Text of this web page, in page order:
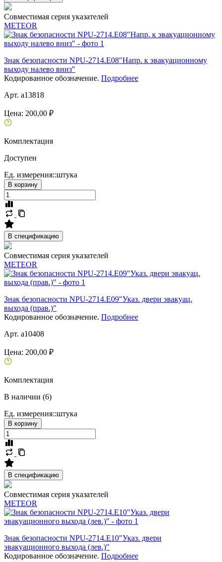
Совместимая серия указателей
METEOR
Знак безопасности NPU-2714.E08"Напр. к эвакуационному
выходу налево вниз"
Кодированное обозначение. Подробнее
Арт. a13818
Цена: 200,00 ₽
Комплектация
Доступен
Ед. измерения::штука
В корзину
В спецификацию
Совместимая серия указателей
METEOR
Знак безопасности NPU-2714.E09"Указ. двери эвакуац.
выхода (прав.)"
Кодированное обозначение. Подробнее
Арт. a10408
Цена: 200,00 ₽
Комплектация
В наличии (6)
Ед. измерения::штука
В корзину
В спецификацию
Совместимая серия указателей
METEOR
Знак безопасности NPU-2714.E10"Указ. двери
эвакуационного выхода (лев.)"
Кодированное обозначение. Подробнее